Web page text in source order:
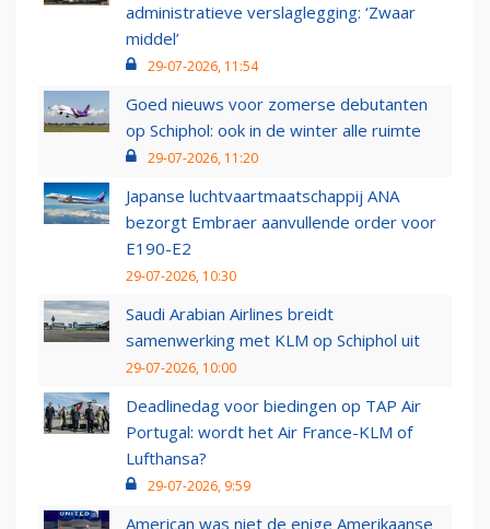
administratieve verslaglegging: ‘Zwaar
middel’
29-07-2026, 11:54
Goed nieuws voor zomerse debutanten
op Schiphol: ook in de winter alle ruimte
29-07-2026, 11:20
Japanse luchtvaartmaatschappij ANA
bezorgt Embraer aanvullende order voor
E190-E2
29-07-2026, 10:30
Saudi Arabian Airlines breidt
samenwerking met KLM op Schiphol uit
29-07-2026, 10:00
Deadlinedag voor biedingen op TAP Air
Portugal: wordt het Air France-KLM of
Lufthansa?
29-07-2026, 9:59
American was niet de enige Amerikaanse